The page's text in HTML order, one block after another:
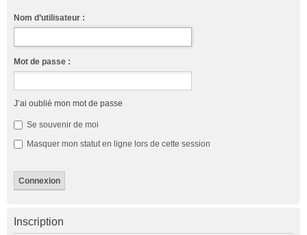
Nom d’utilisateur :
Mot de passe :
J’ai oublié mon mot de passe
Se souvenir de moi
Masquer mon statut en ligne lors de cette session
Inscription